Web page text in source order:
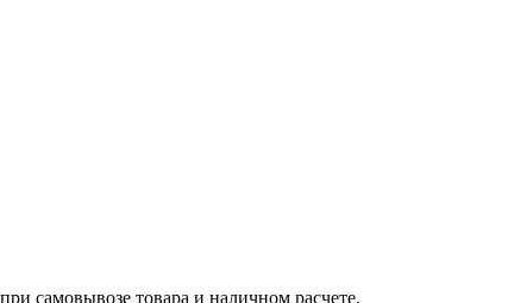
самовывозе товара и наличном расчете.